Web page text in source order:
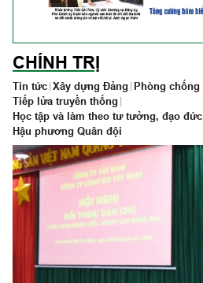
CHÍNH TRỊ
Tin tức|Xây dựng Đảng| Phòng
Tiếp lửa truyền thống|
Học tập và làm theo tư tưởng, đạo
Hậu phương Quân đội